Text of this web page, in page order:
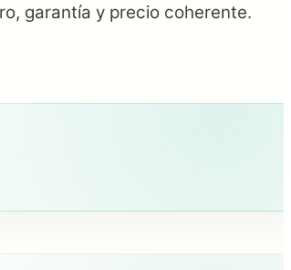
garantía y precio coherente.